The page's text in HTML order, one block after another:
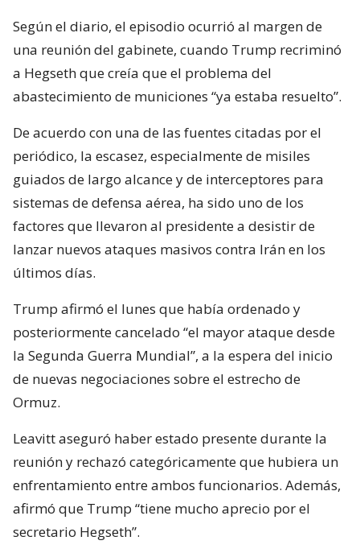
Según el diario, el episodio ocurrió al margen de
una reunión del gabinete, cuando Trump recriminó
a Hegseth que creía que el problema del
abastecimiento de municiones “ya estaba resuelto”.
De acuerdo con una de las fuentes citadas por el
periódico, la escasez, especialmente de misiles
guiados de largo alcance y de interceptores para
sistemas de defensa aérea, ha sido uno de los
factores que llevaron al presidente a desistir de
lanzar nuevos ataques masivos contra Irán en los
últimos días.
Trump afirmó el lunes que había ordenado y
posteriormente cancelado “el mayor ataque desde
la Segunda Guerra Mundial”, a la espera del inicio
de nuevas negociaciones sobre el estrecho de
Ormuz.
Leavitt aseguró haber estado presente durante la
reunión y rechazó categóricamente que hubiera un
enfrentamiento entre ambos funcionarios. Además,
afirmó que Trump “tiene mucho aprecio por el
secretario Hegseth”.